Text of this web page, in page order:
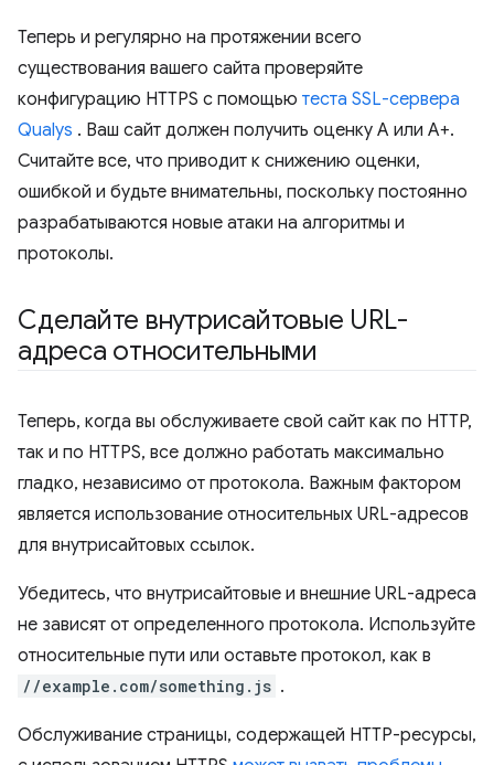
Теперь и регулярно на протяжении всего
существования вашего сайта проверяйте
конфигурацию HTTPS с помощью теста SSL-сервера
Qualys . Ваш сайт должен получить оценку A или A+.
Считайте все, что приводит к снижению оценки,
ошибкой и будьте внимательны, поскольку постоянно
разрабатываются новые атаки на алгоритмы и
протоколы.
Сделайте внутрисайтовые URL-
адреса относительными
Теперь, когда вы обслуживаете свой сайт как по HTTP,
так и по HTTPS, все должно работать максимально
гладко, независимо от протокола. Важным фактором
является использование относительных URL-адресов
для внутрисайтовых ссылок.
Убедитесь, что внутрисайтовые и внешние URL-адреса
не зависят от определенного протокола. Используйте
относительные пути или оставьте протокол, как в
//example.com/something.js .
Обслуживание страницы, содержащей HTTP-ресурсы,